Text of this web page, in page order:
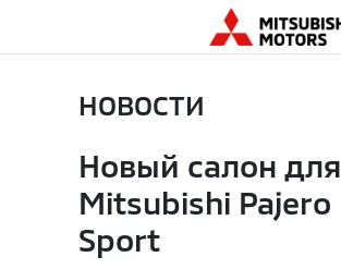
НОВОСТИ
Новый салон для
Mitsubishi Pajero
Sport